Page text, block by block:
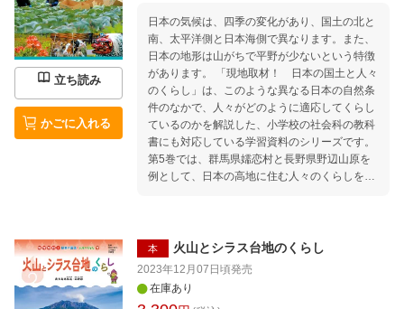
立ち読み
かごに入れる
日本の気候は、四季の変化があり、国土の北と
南、太平洋側と日本海側で異なります。また、
日本の地形は山がちで平野が少ないという特徴
があります。 「現地取材！ 日本の国土と人々
のくらし」は、このような異なる日本の自然条
件のなかで、人々がどのように適応してくらし
ているのかを解説した、小学校の社会科の教科
書にも対応している学習資料のシリーズです。
第5巻では、群馬県嬬恋村と長野県野辺山原を
例として、日本の高地に住む人々のくらしを解
での取材をもとに充実な地図や図版、データ資
料とあわせて紹介しています。
本 火山とシラス台地のくらし
2023年12月07日頃発売
在庫あり